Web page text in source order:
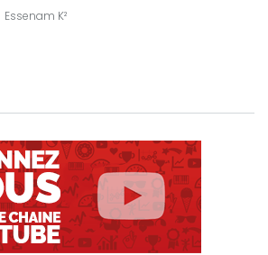
Essenam K²